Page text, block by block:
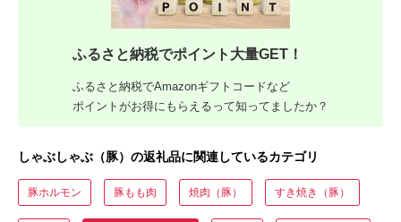
ふるさと納税でポイント大量GET！
ふるさと納税でAmazonギフトコードなど
ポイントがお得にもらえるって知ってましたか？
しゃぶしゃぶ（豚）の返礼品に関連しているカテゴリ
豚ホルモン 豚もも肉 焼肉（豚） すき焼き（豚）